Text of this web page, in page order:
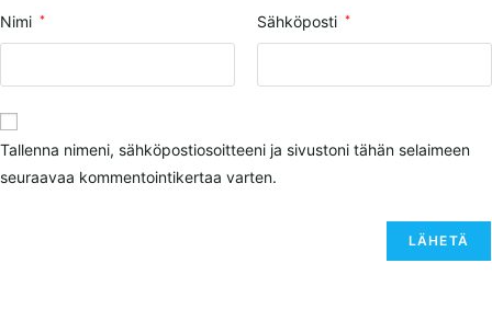
Nimi * Sähköposti *
Tallenna nimeni, sähköpostiosoitteeni ja sivustoni tähän selaimeen
seuraavaa kommentointikertaa varten.